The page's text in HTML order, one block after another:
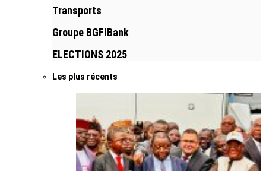
Transports
Groupe BGFIBank
ELECTIONS 2025
Les plus récents